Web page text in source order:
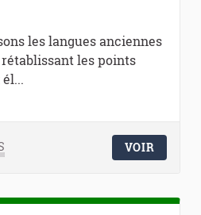
les langues anciennes
les points
VOIR